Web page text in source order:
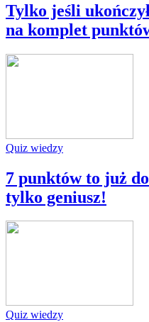
Tylko jeśli
na komplet
Quiz wiedzy
7 punktów to już
tylko geniusz!
Quiz wiedzy